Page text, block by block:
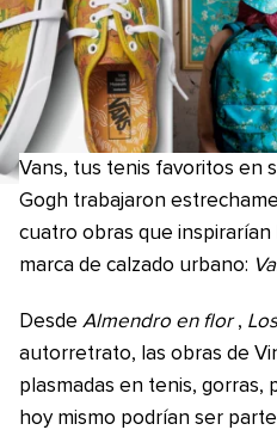
Vans, tus tenis favoritos en
Gogh trabajaron
cuatro obras que inspirarían
marca de calzado urbano:
Desde Almendro en flor ,
autorretrato, las obras de
plasmadas en tenis, gorras,
hoy mismo podrían ser